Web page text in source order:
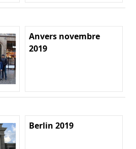
Anvers novembre
2019
Berlin 2019